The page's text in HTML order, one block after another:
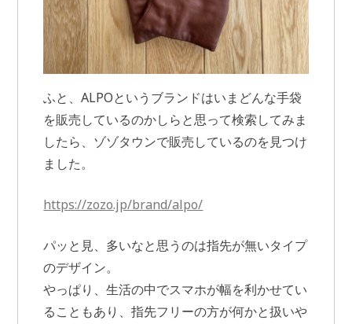
ふと、ALPOというブランドはいまどんな手袋
を販売しているのかしらと思って検索してみま
したら、ゾゾタウンで販売しているのを見つけ
ました。
https://zozo.jp/brand/alpo/
パッと見、多いなと思うのは指先が無いタイプ
のデザイン。
やっぱり、生活の中でスマホが幅を利かせてい
ることもあり、指先フリーの方が何かと扱いや